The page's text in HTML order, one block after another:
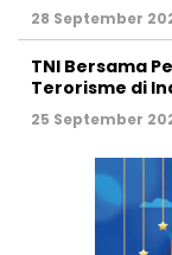
28 September
TNI Bersama
Terorisme di
25 September